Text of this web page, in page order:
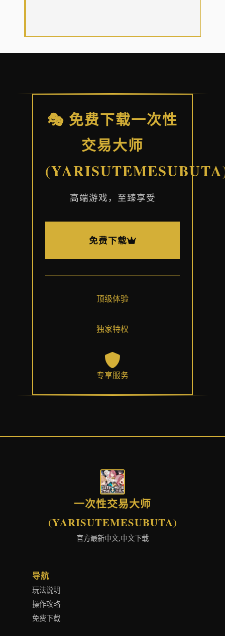
🎭 免费下载一次性
交易大师
高端游戏，至臻享受
免费下载
顶级体验
独家特权
专享服务
一次性交易大师
(YARISUTEMESUBUTA)
官方最新中文,中文下载
导航
玩法说明
操作攻略
免费下载